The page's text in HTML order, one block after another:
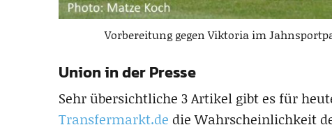
Vorbereitung gegen Viktoria im
Union in der Presse
Sehr übersichtliche 3 Artikel gibt es für
Transfermarkt.de die Wahrscheinlichkeit